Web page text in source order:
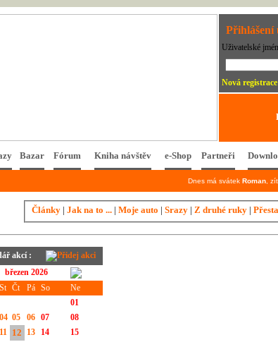
Přihlášení
Uživatelské
Nová
Bazar Fórum Kniha návštěv e-Shop Partneři
Dnes má svátek Roman ,
Články | Jak na to ... | Moje auto | Srazy | Z druhé ruky |
akcí :
březen 2026
St Čt Pá So
Ne
01
04 05 06 07
08
11 12 13 14
15